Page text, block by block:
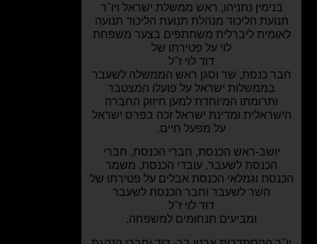
נתניהו, ראש ממשלת ישראל ויו"ר
הליכוד מנהלת תנועת הליכוד תנועה
ליברלית משתתפים בצער משפחת
לוי על פטירתו של
דוד לוי ז"ל
כנסת, שר וסגן ראש הממשלה לשעבר
בממשלות ישראל על פועלו המצטבר
ותרומתו המיוחדת למען חיזוק החברה
ומדינת ישראל זכה בפרס ישראל
על מפעל חיים.
יושב-ראש הכנסת, חברי הכנסת, חברי
הכנסת לשעבר, עובדי הכנסת, משמר
וגמלאי הכנסת אבלים על פטירתו של
השר לשעבר וחבר הכנסת לשעבר
דוד לוי ז"ל
ומביעים תנחומים למשפחה.